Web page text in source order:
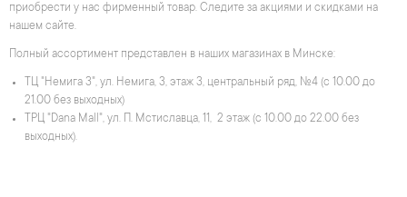
приобрести у нас фирменный товар. Следите за акциями и скидками на
нашем сайте.
Полный ассортимент представлен в наших магазинах в Минске:
ТЦ "Немига 3", ул. Немига, 3, этаж 3, центральный ряд, №4 (с 10.00 до
21.00 без выходных)
ТРЦ "Dana Mall", ул. П. Мстиславца, 11, 2 этаж (с 10.00 до 22.00 без
выходных).